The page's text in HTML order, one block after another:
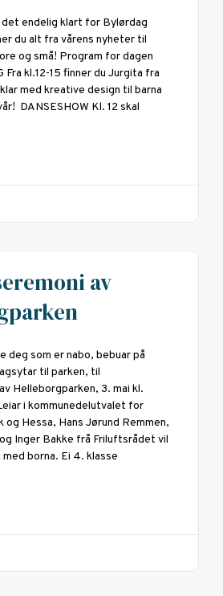
det endelig klart for Bylørdag
du alt fra vårens nyheter til
og små! Program for dagen
Fra kl.12-15 finner du Jurgita fra
med kreative design til barna
DANSESHOW Kl. 12 skal
av
deg som er nabo, bebuar på
til parken, til
Helleborgparken, 3. mai kl.
i kommunedelutvalet for
og Hessa, Hans Jørund Remmen,
Inger Bakke frå Friluftsrådet vil
med borna. Ei 4. klasse